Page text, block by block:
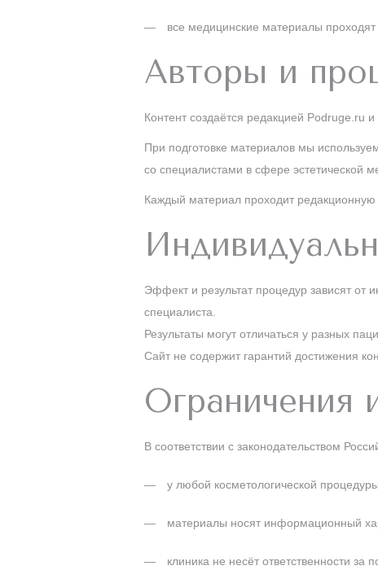
все медицинские материалы
Авторы и
Контент создаётся редакцией Podruge.ru
При подготовке материалов мы
со специалистами в сфере эстетической
Каждый материал проходит редакционную
Эффект и результат процедур зависят от
специалиста.
Результаты могут отличаться у разных
Сайт не содержит гарантий достижения
Ограничения
В соответствии с законодательством
у любой косметологической
материалы носят информационный
клиника не несёт ответственности